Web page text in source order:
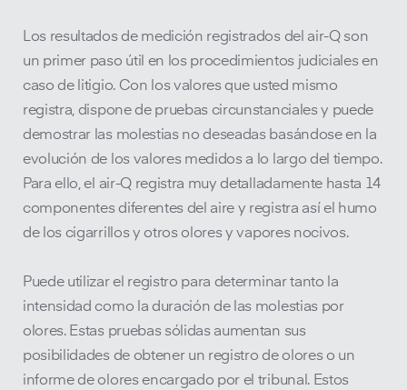
Los resultados de medición registrados del air-Q son
un primer paso útil en los procedimientos judiciales en
caso de litigio. Con los valores que usted mismo
registra, dispone de pruebas circunstanciales y puede
demostrar las molestias no deseadas basándose en la
evolución de los valores medidos a lo largo del tiempo.
Para ello, el air-Q registra muy detalladamente hasta 14
componentes diferentes del aire y registra así el humo
de los cigarrillos y otros olores y vapores nocivos.
Puede utilizar el registro para determinar tanto la
intensidad como la duración de las molestias por
olores. Estas pruebas sólidas aumentan sus
posibilidades de obtener un registro de olores o un
informe de olores encargado por el tribunal. Estos